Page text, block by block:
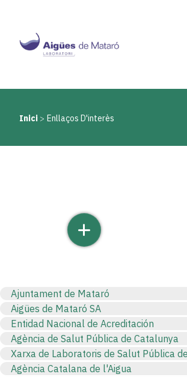
contingut
Fil
Inici Enllaços D'interès
Ajuntament de Mataró
Aigües de Mataró SA
Entidad Nacional de Acreditación
Agència de Salut Pública de Catalunya
Xarxa de Laboratoris de Salut Pública
Agència Catalana de l'Aigua